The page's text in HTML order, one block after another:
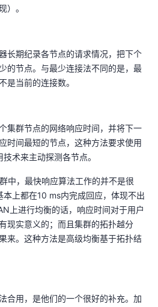
）。
期纪录各节点的请求情况，把下个
的节点。与最少连接法不同的是，最
是当前的连接数。
群节点的网络响应时间，并将下一
时间最短的节点，这种方法要求使用
术来主动探测各节点。
，最快响应算法工作的并不是很
上都在10 ms内完成回应，体现不出
上进行均衡的话，响应时间对于用户
现实意义的；而且集群的拓扑越分
来。这种方法是高级均衡基于拓扑结
用，是他们的一个很好的补充。加